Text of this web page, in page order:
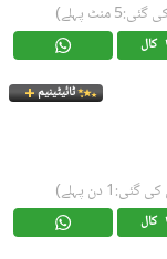
منٹ پہلے)
کال
ٹائیٹینیم
دن پہلے)
کال